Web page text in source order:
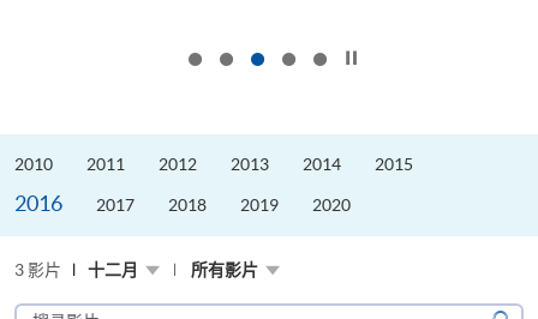
2010 2011 2012 2013 2014 2015
2016 2017 2018 2019 2020
3 影片 十二月 所有影片
搜